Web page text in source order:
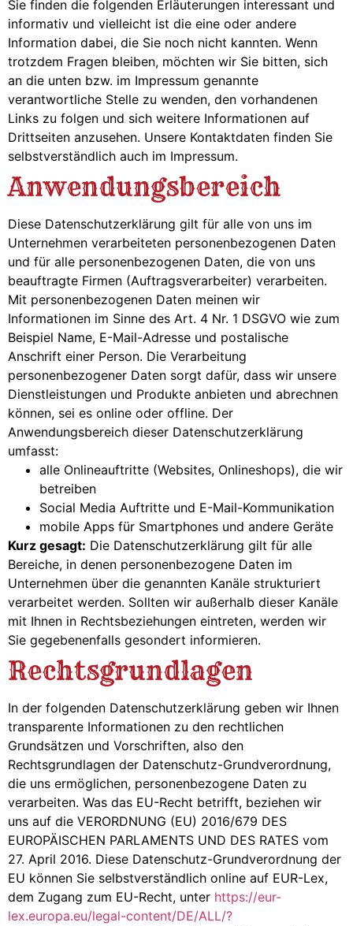
Sie finden die folgenden Erläuterungen interessant und
informativ und vielleicht ist die eine oder andere
Information dabei, die Sie noch nicht kannten. Wenn
trotzdem Fragen bleiben, möchten wir Sie bitten, sich
an die unten bzw. im Impressum genannte
verantwortliche Stelle zu wenden, den vorhandenen
Links zu folgen und sich weitere Informationen auf
Drittseiten anzusehen. Unsere Kontaktdaten finden Sie
selbstverständlich auch im Impressum.
Anwendungsbereich
Diese Datenschutzerklärung gilt für alle von uns im
Unternehmen verarbeiteten personenbezogenen Daten
und für alle personenbezogenen Daten, die von uns
beauftragte Firmen (Auftragsverarbeiter) verarbeiten.
Mit personenbezogenen Daten meinen wir
Informationen im Sinne des Art. 4 Nr. 1 DSGVO wie zum
Beispiel Name, E-Mail-Adresse und postalische
Anschrift einer Person. Die Verarbeitung
personenbezogener Daten sorgt dafür, dass wir unsere
Dienstleistungen und Produkte anbieten und abrechnen
können, sei es online oder offline. Der
Anwendungsbereich dieser Datenschutzerklärung
umfasst:
alle Onlineauftritte (Websites, Onlineshops), die wir
betreiben
Social Media Auftritte und E-Mail-Kommunikation
mobile Apps für Smartphones und andere Geräte
Kurz gesagt: Die Datenschutzerklärung gilt für alle
Bereiche, in denen personenbezogene Daten im
Unternehmen über die genannten Kanäle strukturiert
verarbeitet werden. Sollten wir außerhalb dieser Kanäle
mit Ihnen in Rechtsbeziehungen eintreten, werden wir
Sie gegebenenfalls gesondert informieren.
Rechtsgrundlagen
In der folgenden Datenschutzerklärung geben wir Ihnen
transparente Informationen zu den rechtlichen
Grundsätzen und Vorschriften, also den
Rechtsgrundlagen der Datenschutz-Grundverordnung,
die uns ermöglichen, personenbezogene Daten zu
verarbeiten. Was das EU-Recht betrifft, beziehen wir
uns auf die VERORDNUNG (EU) 2016/679 DES
EUROPÄISCHEN PARLAMENTS UND DES RATES vom
27. April 2016. Diese Datenschutz-Grundverordnung der
EU können Sie selbstverständlich online auf EUR-Lex,
dem Zugang zum EU-Recht, unter https://eur-
lex.europa.eu/legal-content/DE/ALL/?